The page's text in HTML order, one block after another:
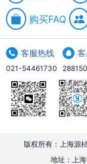
购买FAQ
客服热线
021-54461730
版权所有：上海源
地址：上